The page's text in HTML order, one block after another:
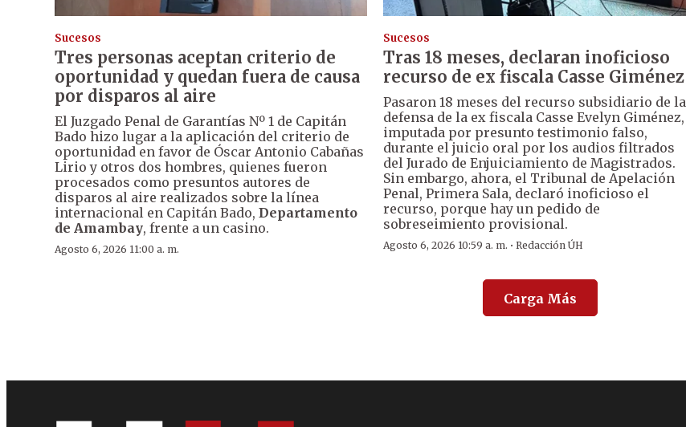
Sucesos
Tres personas aceptan criterio de
oportunidad y quedan fuera de causa
por disparos al aire
El Juzgado Penal de Garantías Nº 1 de Capitán
Bado hizo lugar a la aplicación del criterio de
oportunidad en favor de Óscar Antonio Cabañas
Lirio y otros dos hombres, quienes fueron
procesados como presuntos autores de
disparos al aire realizados sobre la línea
internacional en Capitán Bado, Departamento
de Amambay, frente a un casino.
Agosto 6, 2026 11:00 a. m.
Sucesos
Tras 18 meses, declaran inoficioso
recurso de ex fiscala Casse Giménez
Pasaron 18 meses del recurso subsidiario de la
defensa de la ex fiscala Casse Evelyn Giménez,
imputada por presunto testimonio falso,
durante el juicio oral por los audios filtrados
del Jurado de Enjuiciamiento de Magistrados.
Sin embargo, ahora, el Tribunal de Apelación
Penal, Primera Sala, declaró inoficioso el
recurso, porque hay un pedido de
sobreseimiento provisional.
Agosto 6, 2026 10:59 a. m. ·Redacción ÚH
Carga Más